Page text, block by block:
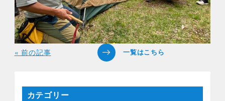
« 前の記事
カテゴリー